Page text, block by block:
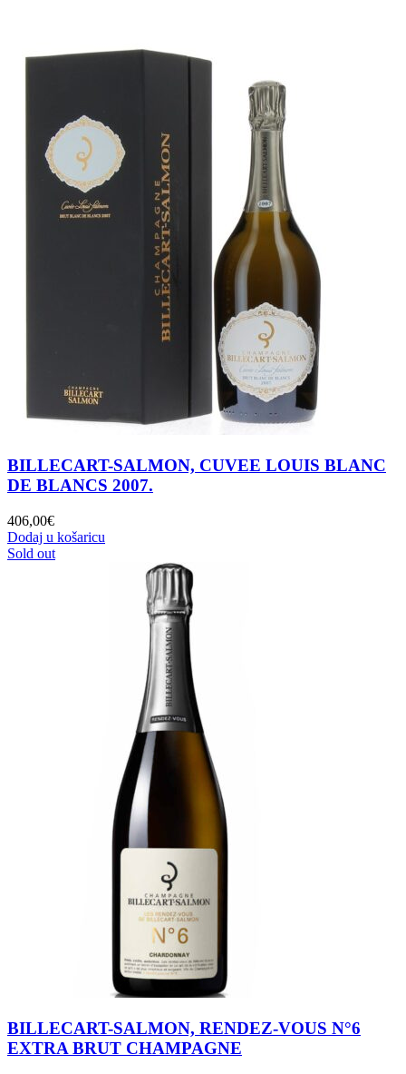
BILLECART-SALMON, CUVEE LOUIS BLANC
DE BLANCS 2007.
406,00€
Dodaj u košaricu
Sold out
BILLECART-SALMON, RENDEZ-VOUS N°6
EXTRA BRUT CHAMPAGNE